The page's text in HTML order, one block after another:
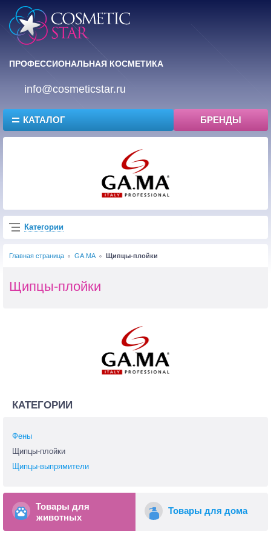
ПРОФЕССИОНАЛЬНАЯ КОСМЕТИКА
info@cosmeticstar.ru
КАТАЛОГ БРЕНДЫ
Категории
Главная страница GA.MA Щипцы-плойки
Щипцы-плойки
КАТЕГОРИИ
Фены
Щипцы-плойки
Щипцы-выпрямители
Товары для
животных
Товары для дома